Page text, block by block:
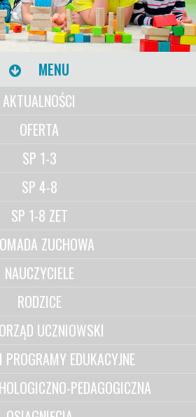
MENU
AKTUALNOŚCI
OFERTA
SP 1-3
SP 4-8
SP 1-8 ZET
ZUCHOWA
NAUCZYCIELE
RODZICE
UCZNIOWSKI
PROGRAMY EDUKACYJNE
PEDAGOGICZNA